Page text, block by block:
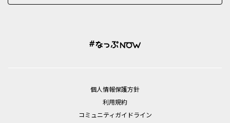
個⼈情報保護⽅針
利用規約
コミュニティガイドライン